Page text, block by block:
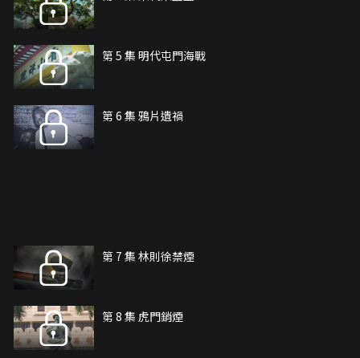
第 5 集 明代屯門海戰
第 6 集 鴉片遺禍
第 7 集 林則徐禁煙
第 8 集 虎門銷煙